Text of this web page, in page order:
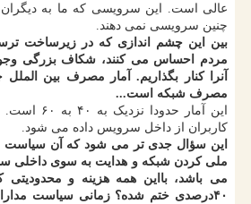
عالی است. این سرویسی که ما به دیگران
چنین سرویسی نمی دهند.
بین این چشم اندازی که در زیرساخت
مردم احساس می کنند، شکاف بزرگی
مصرف شبکه است...
کاربران از داخل سرویس داده می شود.
این سؤال جدی تر می شود که آن سیاست
ملی کردن شبکه و هدایت به سوی داخلی
می باشد، بااین همه هزینه و محدودیتی
۴۰درصدی ختم شده؟ زمانی سیاست